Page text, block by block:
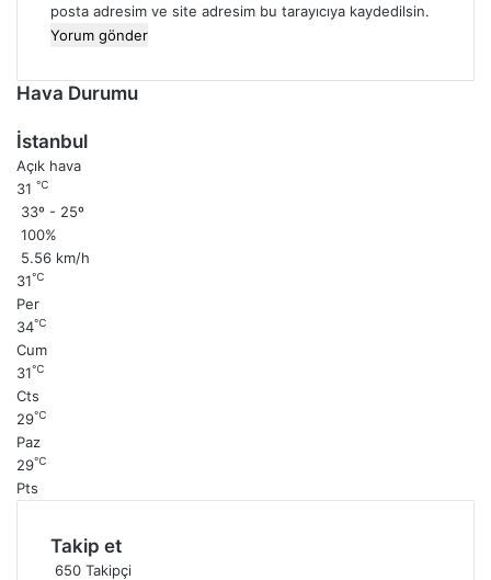
posta adresim ve site adresim bu tarayıcıya kaydedilsin.
Hava Durumu
İstanbul
Açık hava
31 ℃
33º - 25º
100%
5.56 km/h
31℃
Per
34℃
Cum
31℃
Cts
29℃
Paz
29℃
Pts
Takip et
650 Takipçi